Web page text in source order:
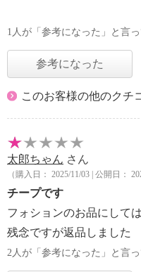
1人が「参考になった」と言
参考になった
このお客様の他のクチ
太郎ちゃん さん
（購入日： 2025/11/03 | 公開日：
チープです
フォションのお品にして
残念ですが返品しました
2人が「参考になった」と言